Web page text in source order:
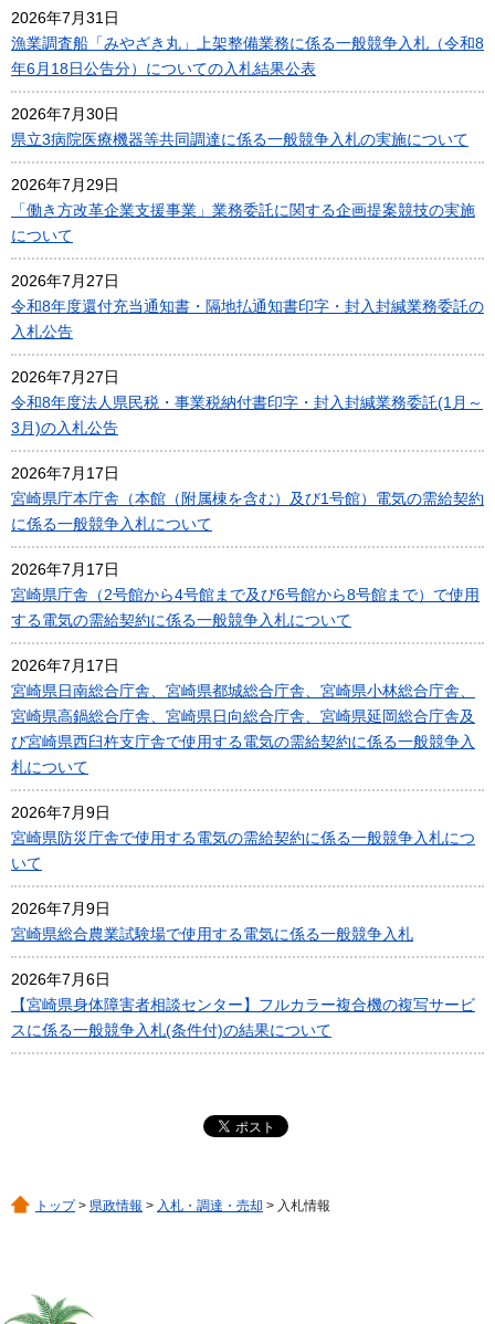
2026年7月31日
漁業調査船「みやざき丸」上架整備業務に係る一般競争入札（令和8
年6月18日公告分）についての入札結果公表
2026年7月30日
県立3病院医療機器等共同調達に係る一般競争入札の実施について
2026年7月29日
「働き方改革企業支援事業」業務委託に関する企画提案競技の実施
について
2026年7月27日
令和8年度還付充当通知書・隔地払通知書印字・封入封緘業務委託の
入札公告
2026年7月27日
令和8年度法人県民税・事業税納付書印字・封入封緘業務委託(1月～
3月)の入札公告
2026年7月17日
宮崎県庁本庁舎（本館（附属棟を含む）及び1号館）電気の需給契約
に係る一般競争入札について
2026年7月17日
宮崎県庁舎（2号館から4号館まで及び6号館から8号館まで）で使用
する電気の需給契約に係る一般競争入札について
2026年7月17日
宮崎県日南総合庁舎、宮崎県都城総合庁舎、宮崎県小林総合庁舎、
宮崎県高鍋総合庁舎、宮崎県日向総合庁舎、宮崎県延岡総合庁舎及
び宮崎県西臼杵支庁舎で使用する電気の需給契約に係る一般競争入
札について
2026年7月9日
宮崎県防災庁舎で使用する電気の需給契約に係る一般競争入札につ
いて
2026年7月9日
宮崎県総合農業試験場で使用する電気に係る一般競争入札
2026年7月6日
【宮崎県身体障害者相談センター】フルカラー複合機の複写サービ
スに係る一般競争入札(条件付)の結果について
トップ> 県政情報 > 入札・調達・売却 > 入札情報